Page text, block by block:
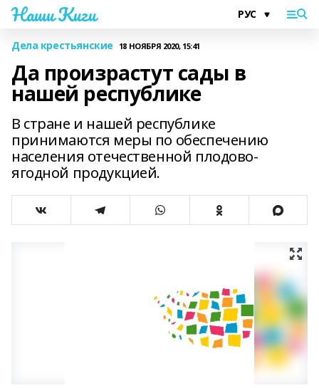
Наши Киги
Дела крестьянские 18 НОЯБРЯ 2020, 15:41
Да произрастут сады в
нашей республике
В стране и нашей республике
принимаются меры по обеспечению
населения отечественной плодово-
ягодной продукцией.